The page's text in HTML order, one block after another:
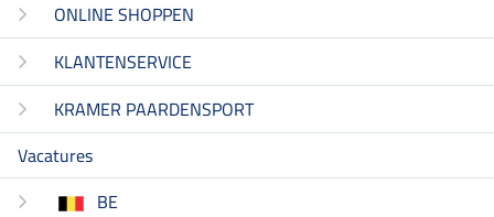
ONLINE SHOPPEN
KLANTENSERVICE
KRAMER PAARDENSPORT
Vacatures
BE